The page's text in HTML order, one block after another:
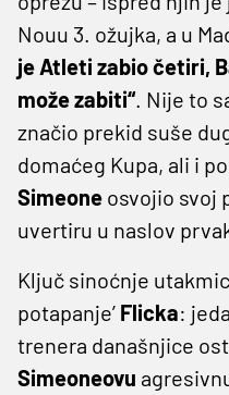
Nouu 3. ožujka, a u
je Atleti zabio četiri,
može zabiti“. Nije to
značio prekid suše
domaćeg Kupa, ali i
Simeone osvojio svoj
uvertiru u naslov
Ključ sinoćnje
potapanje’ Flicka:
trenera današnjice
Simeoneovu